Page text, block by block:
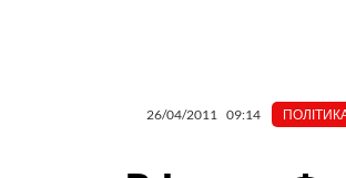
26/04/2011 09:14